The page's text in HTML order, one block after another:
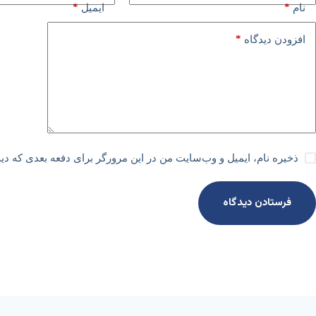
نام* ایمیل*
افزودن دیدگاه *
ذخیره نام، ایمیل و وب‌سایت من در این مرورگر برای دفعه بعدی که
فرستادن دیدگاه